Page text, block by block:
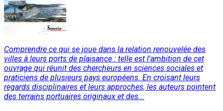
Comprendre ce qui se joue dans la relation renouvelée des
villes à leurs ports de plaisance : telle est l'ambition de cet
ouvrage qui réunit des chercheurs en sciences sociales et
praticiens de plusieurs pays européens. En croisant leurs
regards disciplinaires et leurs approches, les auteurs pointent
des terrains portuaires originaux et des...